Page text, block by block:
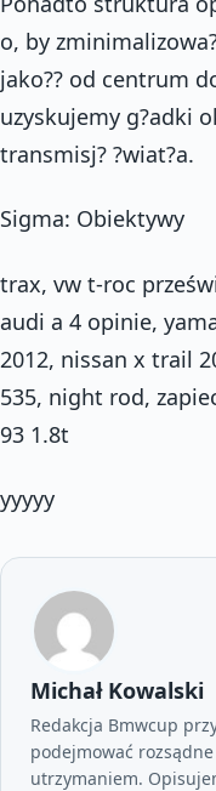
o, by
jako?? od centrum
uzyskujemy g?adki
transmisj? ?wiat?a.
Sigma: Obiektywy
trax, vw t-roc
audi a 4 opinie,
2012, nissan x trail
535, night rod,
93 1.8t
yyyyy
Michał Kowalski
Redakcja Bmwcup
podejmować
utrzymaniem.